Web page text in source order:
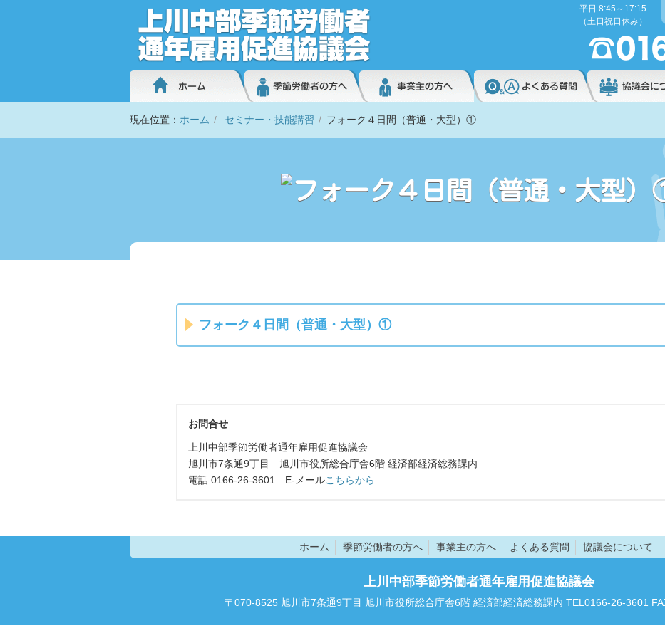
平日 8:45～17:15
（土日祝日休み）
現在位置： ホーム セミナー・技能講習 フォーク４日間（普通・大型）①
フォーク４日間（普通・大型）①
お問合せ
上川中部季節労働者通年雇用促進協議会
旭川市7条通9丁目 旭川市役所総合庁舎6階 経済部経済総務課内
電話 0166-26-3601 E-メールこちらから
ホーム 季節労働者の方へ 事業主の方へ よくある質問 協議会について
上川中部季節労働者通年雇用促進協議会
〒070-8525 旭川市7条通9丁目 旭川市役所総合庁舎6階 経済部経済総務課内 TEL0166-26-3601